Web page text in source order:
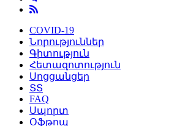
COVID-19
Նորություններ
Գիտություն
Հետազոտություն
Սոցցանցեր
ՏՏ
FAQ
Սպորտ
Օֆթոպ